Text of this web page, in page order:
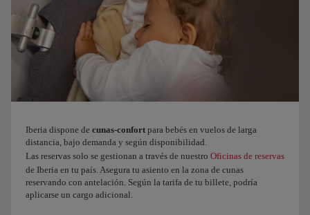
Iberia dispone de cunas-confort para bebés en vuelos de larga
distancia, bajo demanda y según disponibilidad.
Las reservas solo se gestionan a través de nuestro Oficinas de reservas
de Iberia en tu país. Asegura tu asiento en la zona de cunas
reservando con antelación. Según la tarifa de tu billete, podría
aplicarse un cargo adicional.